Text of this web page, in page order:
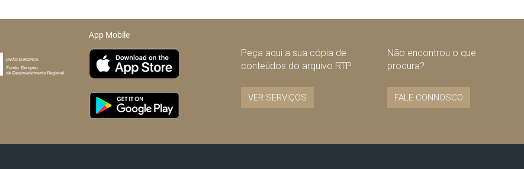
App Mobile
Peça aqui a sua cópia de
conteúdos do arquivo RTP
VER SERVIÇOS
Não encontrou o que
procura?
FALE CONNOSCO